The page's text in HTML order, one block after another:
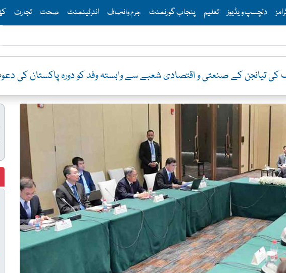
This is the main
دلچسپ ویڈیوز تعلیم پنجاب گورنمنٹ جرم وانصاف انٹرٹینمنٹ صحت تجارت
کی تیانجن کے صنعتی و اقتصادی شعبے سے وابستہ وفد کو دورہ پاکستان کی